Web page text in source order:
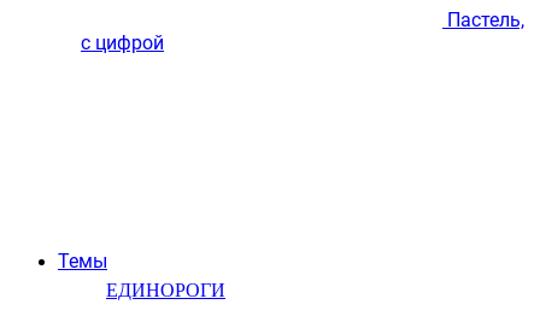
Темы
ЕДИНОРОГИ
Пастель,
с цифрой